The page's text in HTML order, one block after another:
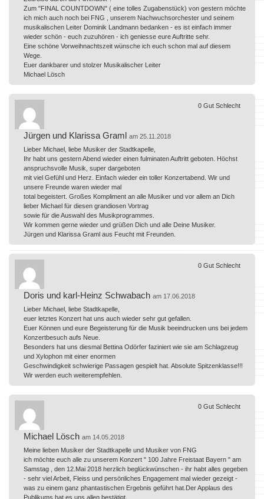
Zum "FINAL COUNTDOWN" ( eine tolles Zugabenstück) von gestern möchte
ich mich auch noch bei FNG , unserem Nachwuchsorchester und seinem
musikalischen Leiter Dominik Landmann bedanken - es ist einfach immer
wieder schön - euch zuzuhören - ich geniesse eure Auftritte sehr.
Eine schöne Vorweihnachtszeit wünsche ich euch schon mal auf diesem
Wege.
Euer dankbarer und stolzer Musikalischer Leiter
Michael Lösch
Jürgen und Klarissa Graml am 25.11.2018
Lieber Michael, liebe Musiker der Stadtkapelle,
Ihr habt uns gestern Abend wieder einen fulminaten Auftritt geboten. Höchst
anspruchsvolle Musik, super dargeboten
mit viel Gefühl und Herz. Einfach wieder ein toller Konzertabend. Wir und
unsere Freunde waren wieder mal
total begeistert. Großes Kompliment an alle Musiker und vor allem an Dich
lieber Michael für diesen grandiosen Vortrag
sowie für die Auswahl des Musikprogrammes.
Wir kommen gerne wieder und grüßen Dich und alle Deine Musiker.
Jürgen und Klarissa Graml aus Feucht mit Freunden.
0 Gut Schlecht
Doris und karl-Heinz Schwabach am 17.06.2018
Lieber Michael, liebe Stadtkapelle,
euer letztes Konzert hat uns auch wieder sehr gut gefallen.
Euer Können und eure Begeisterung für die Musik beeindrucken uns bei jedem
Konzertbesuch aufs Neue.
Besonders hat uns diesmal Bettina Odörfer faziniert wie sie am Schlagzeug
und Xylophon mit einer enormen
Geschwindigkeit schwierige Passagen gespielt hat. Absolute Spitzenklasse!!!
Wir werden euch weiterempfehlen.
0 Gut Schlecht
Michael Lösch am 14.05.2018
Meine lieben Musiker der Stadtkapelle und Musiker von FNG
ich möchte euch alle zu unserem Konzert " 100 Jahre Freistaat Bayern " am
Samstag , den 12.Mai 2018 herzlich beglückwünschen - ihr habt alles gegeben
- sehr viel Arbeit, Fleiss und persönliches Engagement mal wieder gezeigt -
was zu einem ganz phantastischen Ergebnis geführt hat.Der Applaus des
Publikums hat es uns allen bestätigt.
0 Gut Schlecht